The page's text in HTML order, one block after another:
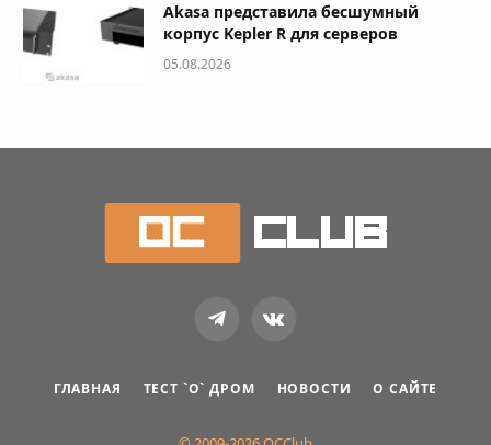
Akasa представила бесшумный
корпус Kepler R для серверов
05.08.2026
TelegramVKontakte
ГЛАВНАЯ ТЕСТ `О` ДРОМ НОВОСТИ О САЙТЕ